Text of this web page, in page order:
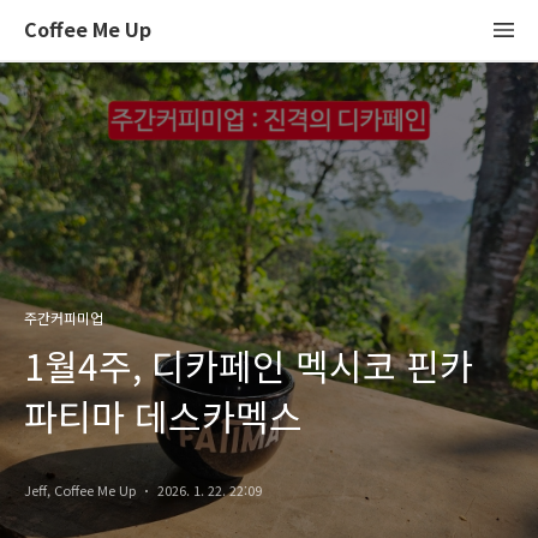
Coffee Me Up
주간커피미업
1월4주, 디카페인 멕시코 핀카
파티마 데스카멕스
Jeff, Coffee Me Up 2026. 1. 22. 22:09